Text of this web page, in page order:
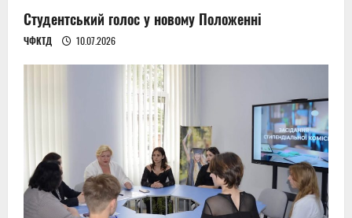
Студентський голос у новому Положенні
ЧФКТД 10.07.2026